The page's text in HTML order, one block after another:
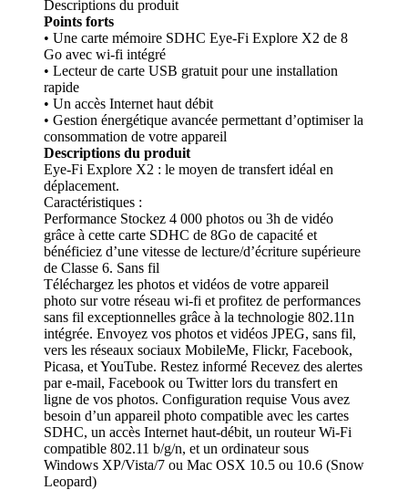
Descriptions du produit
Points forts
• Une carte mémoire SDHC Eye-Fi Explore X2 de 8
Go avec wi-fi intégré
• Lecteur de carte USB gratuit pour une installation
rapide
• Un accès Internet haut débit
• Gestion énergétique avancée permettant d’optimiser la
consommation de votre appareil
Descriptions du produit
Eye-Fi Explore X2 : le moyen de transfert idéal en
déplacement.
Caractéristiques :
Performance Stockez 4 000 photos ou 3h de vidéo
grâce à cette carte SDHC de 8Go de capacité et
bénéficiez d’une vitesse de lecture/d’écriture supérieure
de Classe 6. Sans fil
Téléchargez les photos et vidéos de votre appareil
photo sur votre réseau wi-fi et profitez de performances
sans fil exceptionnelles grâce à la technologie 802.11n
intégrée. Envoyez vos photos et vidéos JPEG, sans fil,
vers les réseaux sociaux MobileMe, Flickr, Facebook,
Picasa, et YouTube. Restez informé Recevez des alertes
par e-mail, Facebook ou Twitter lors du transfert en
ligne de vos photos. Configuration requise Vous avez
besoin d’un appareil photo compatible avec les cartes
SDHC, un accès Internet haut-débit, un routeur Wi-Fi
compatible 802.11 b/g/n, et un ordinateur sous
Windows XP/Vista/7 ou Mac OSX 10.5 ou 10.6 (Snow
Leopard)